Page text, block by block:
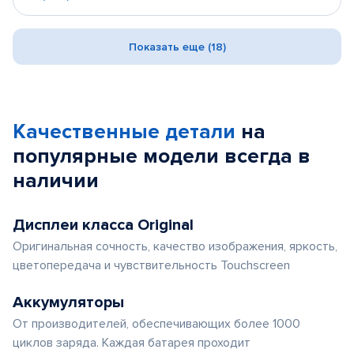
Показать еще (18)
Качественные детали на
популярные модели всегда в
наличии
Дисплеи класса Original
Оригинальная сочность, качество изображения, яркость,
цветопередача и чувствительность Touchscreen
Аккумуляторы
От производителей, обеспечивающих более 1000
циклов заряда. Каждая батарея проходит